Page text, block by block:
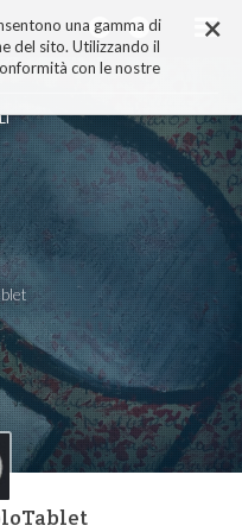
×
una gamma di
del sito. Utilizzando il
con le nostre